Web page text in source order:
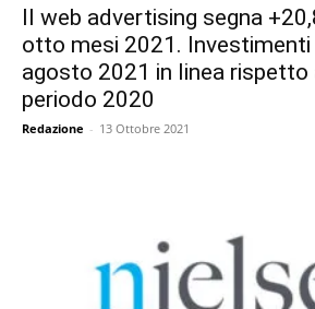
Il web advertising segna
otto mesi 2021. Investimenti
agosto 2021 in linea
periodo 2020
Redazione - 13 Ottobre 2021